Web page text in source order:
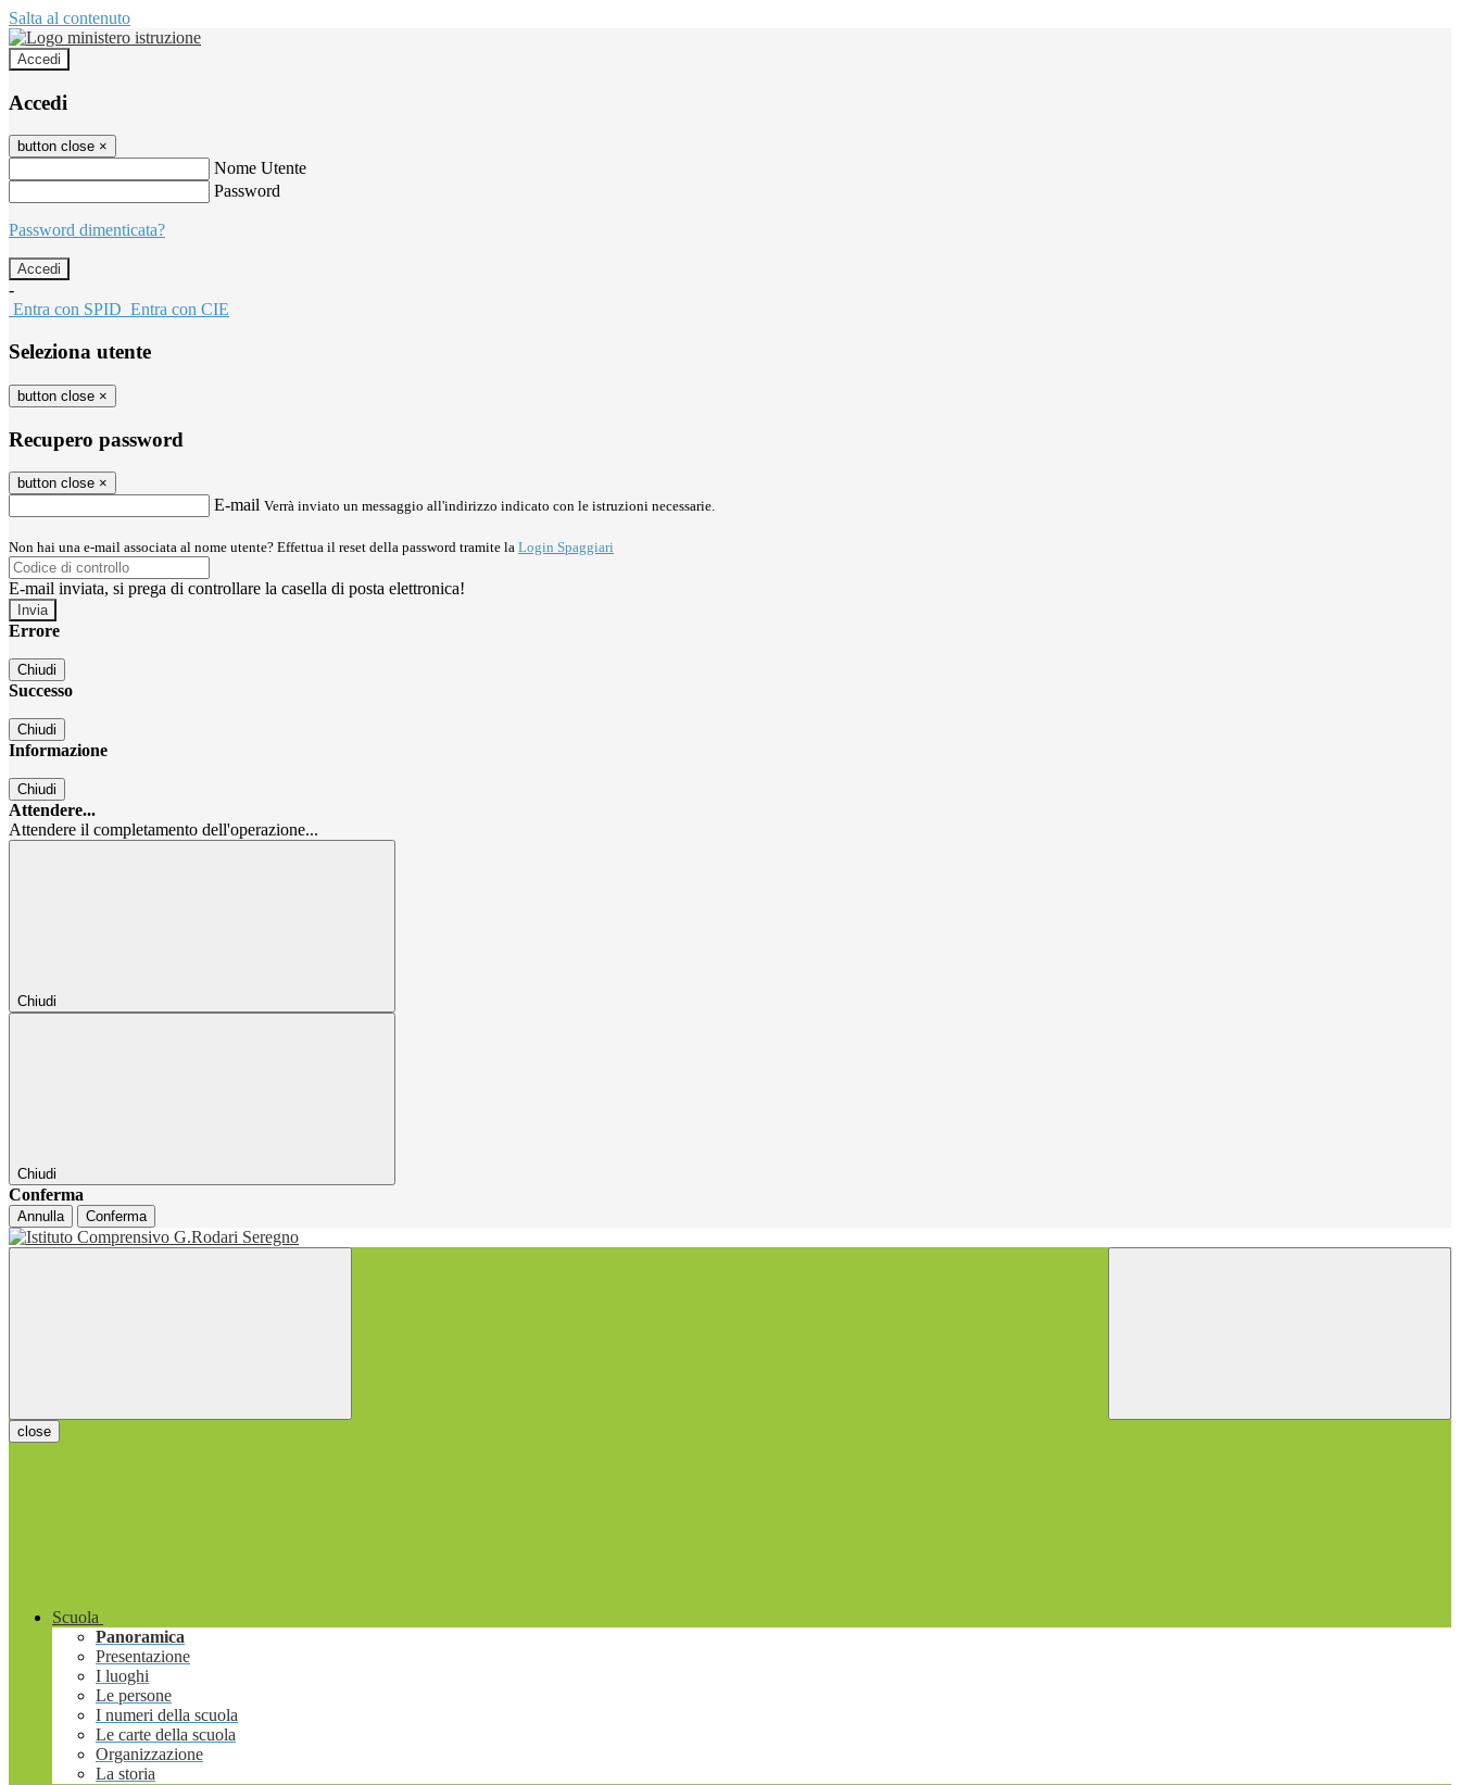
Salta al contenuto
Accedi
Accedi
button close ×
Nome Utente
Password
Password dimenticata?
-
Entra con SPID Entra con CIE
Seleziona utente
button close ×
Recupero password
button close ×
E-mail Verrà inviato un messaggio all'indirizzo indicato con le istruzioni necessarie.
Non hai una e-mail associata al nome utente? Effettua il reset della password tramite la Login Spaggiari
E-mail inviata, si prega di controllare la casella di posta elettronica!
Errore
Chiudi
Successo
Chiudi
Informazione
Chiudi
Attendere...
Attendere il completamento dell'operazione...
Chiudi
Chiudi
Conferma
Annulla Conferma
close
Scuola
Panoramica
Presentazione
I luoghi
Le persone
I numeri della scuola
Le carte della scuola
Organizzazione
La storia